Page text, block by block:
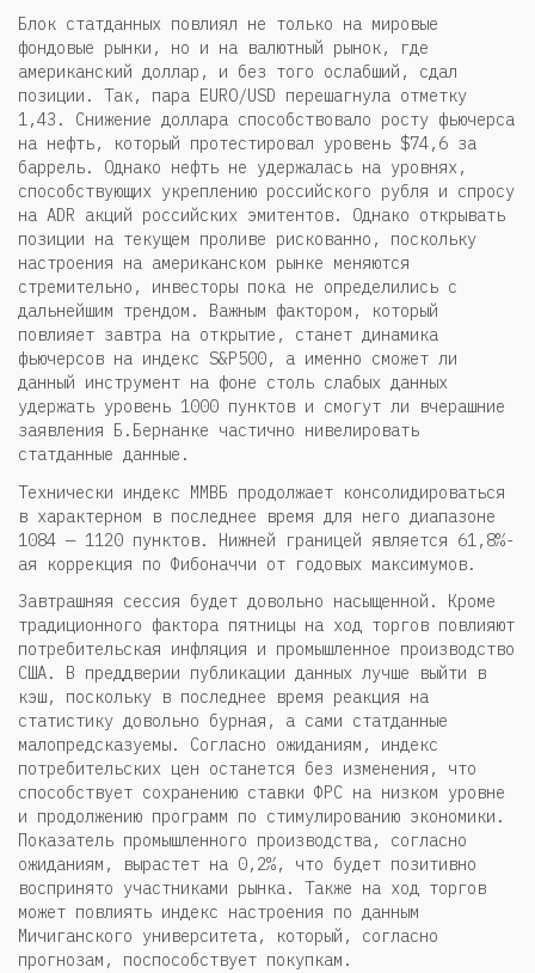
Блок статданных повлиял не только на мировые
фондовые рынки, но и на валютный рынок, где
американский доллар, и без того ослабший, сдал
позиции. Так, пара EURO/USD перешагнула отметку
1,43. Снижение доллара способствовало росту фьючерса
на нефть, который протестировал уровень $74,6 за
баррель. Однако нефть не удержалась на уровнях,
способствующих укреплению российского рубля и спросу
на ADR акций российских эмитентов. Однако открывать
позиции на текущем проливе рискованно, поскольку
настроения на американском рынке меняются
стремительно, инвесторы пока не определились с
дальнейшим трендом. Важным фактором, который
повлияет завтра на открытие, станет динамика
фьючерсов на индекс S&P500, а именно сможет ли
данный инструмент на фоне столь слабых данных
удержать уровень 1000 пунктов и смогут ли вчерашние
заявления Б.Бернанке частично нивелировать
статданные данные.
Технически индекс ММВБ продолжает консолидироваться
в характерном в последнее время для него диапазоне
1084 — 1120 пунктов. Нижней границей является 61,8%-
ая коррекция по Фибоначчи от годовых максимумов.
Завтрашняя сессия будет довольно насыщенной. Кроме
традиционного фактора пятницы на ход торгов повлияют
потребительская инфляция и промышленное производство
США. В преддверии публикации данных лучше выйти в
кэш, поскольку в последнее время реакция на
статистику довольно бурная, а сами статданные
малопредсказуемы. Согласно ожиданиям, индекс
потребительских цен останется без изменения, что
способствует сохранению ставки ФРС на низком уровне
и продолжению программ по стимулированию экономики.
Показатель промышленного производства, согласно
ожиданиям, вырастет на 0,2%, что будет позитивно
воспринято участниками рынка. Также на ход торгов
может повлиять индекс настроения по данным
Мичиганского университета, который, согласно
прогнозам, поспособствует покупкам.